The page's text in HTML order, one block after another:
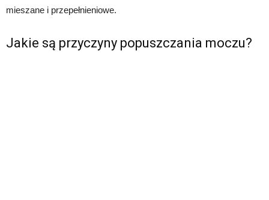
mieszane i przepełnieniowe.
Jakie są przyczyny popuszczania moczu?